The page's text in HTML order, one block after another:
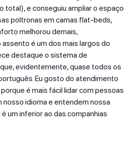
total), e conseguiu ampliar o espaço
poltronas em camas flat-beds,
melhorou demais,
é um dos mais largos do
destaque o sistema de
evidentemente, quase todos os
Eu gosto do atendimento
é mais fácil lidar com pessoas
nosso idioma e entendem nossa
um inferior ao das companhias